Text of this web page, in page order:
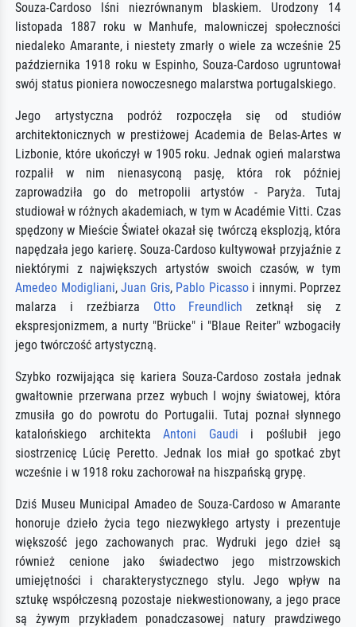
Souza-Cardoso lśni niezrównanym blaskiem. Urodzony 14
listopada 1887 roku w Manhufe, malowniczej społeczności
niedaleko Amarante, i niestety zmarły o wiele za wcześnie 25
października 1918 roku w Espinho, Souza-Cardoso ugruntował
swój status pioniera nowoczesnego malarstwa portugalskiego.
Jego artystyczna podróż rozpoczęła się od studiów
architektonicznych w prestiżowej Academia de Belas-Artes w
Lizbonie, które ukończył w 1905 roku. Jednak ogień malarstwa
rozpalił w nim nienasyconą pasję, która rok później
zaprowadziła go do metropolii artystów - Paryża. Tutaj
studiował w różnych akademiach, w tym w Académie Vitti. Czas
spędzony w Mieście Świateł okazał się twórczą eksplozją, która
napędzała jego karierę. Souza-Cardoso kultywował przyjaźnie z
niektórymi z największych artystów swoich czasów, w tym
Amedeo Modigliani, Juan Gris, Pablo Picassoi innymi. Poprzez
malarza i rzeźbiarza Otto Freundlich zetknął się z
ekspresjonizmem, a nurty "Brücke" i "Blaue Reiter" wzbogaciły
jego twórczość artystyczną.
Szybko rozwijająca się kariera Souza-Cardoso została jednak
gwałtownie przerwana przez wybuch I wojny światowej, która
zmusiła go do powrotu do Portugalii. Tutaj poznał słynnego
katalońskiego architekta Antoni Gaudi i poślubił jego
siostrzenicę Lúcię Peretto. Jednak los miał go spotkać zbyt
wcześnie i w 1918 roku zachorował na hiszpańską grypę.
Dziś Museu Municipal Amadeo de Souza-Cardoso w Amarante
honoruje dzieło życia tego niezwykłego artysty i prezentuje
większość jego zachowanych prac. Wydruki jego dzieł są
również cenione jako świadectwo jego mistrzowskich
umiejętności i charakterystycznego stylu. Jego wpływ na
sztukę współczesną pozostaje niekwestionowany, a jego prace
są żywym przykładem ponadczasowej natury prawdziwego